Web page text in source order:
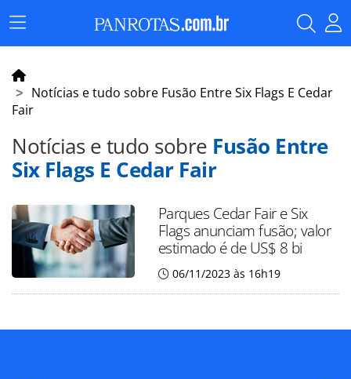
Menu
Principal
Notícias e tudo sobre Fusão Entre Six Flags E Cedar
Fair
Notícias e tudo sobre Fusão Entre
Six Flags E Cedar Fair
Parques Cedar Fair e Six
Flags anunciam fusão; valor
estimado é de US$ 8 bi
06/11/2023 às 16h19